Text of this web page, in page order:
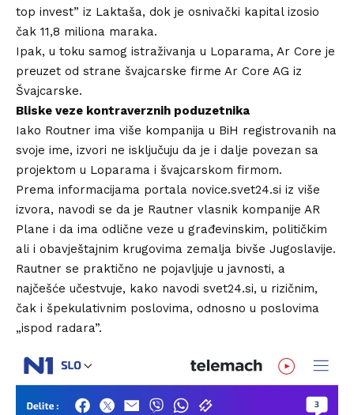
top invest” iz Laktaša, dok je osnivački kapital izosio
čak 11,8 miliona maraka.
Ipak, u toku samog istraživanja u Loparama, Ar Core je
preuzet od strane švajcarske firme Ar Core AG iz
Švajcarske.
Bliske veze kontraverznih poduzetnika
Iako Routner ima više kompanija u BiH registrovanih na
svoje ime, izvori ne isključuju da je i dalje povezan sa
projektom u Loparama i švajcarskom firmom.
Prema informacijama portala novice.svet24.si iz više
izvora, navodi se da je Rautner vlasnik kompanije AR
Plane i da ima odlične veze u građevinskim, političkim
ali i obavještajnim krugovima zemalja bivše Jugoslavije.
Rautner se praktično ne pojavljuje u javnosti, a
najčešće učestvuje, kako navodi svet24.si, u rizičnim,
čak i špekulativnim poslovima, odnosno u poslovima
„ispod radara”.